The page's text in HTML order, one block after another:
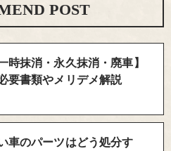
POST
時抹消・永久抹消・廃車】
要書類やメリデメ解説
車のパーツはどう処分す